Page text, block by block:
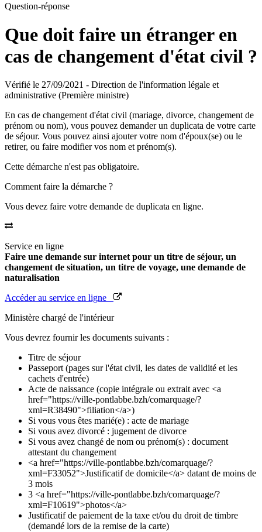
Question-réponse
Que doit faire un étranger en
cas de changement d'état civil ?
Vérifié le 27/09/2021 - Direction de l'information légale et
administrative (Première ministre)
En cas de changement d'état civil (mariage, divorce, changement de
prénom ou nom), vous pouvez demander un duplicata de votre carte
de séjour. Vous pouvez ainsi ajouter votre nom d'époux(se) ou le
retirer, ou faire modifier vos nom et prénom(s).
Cette démarche n'est pas obligatoire.
Comment faire la démarche ?
Vous devez faire votre demande de duplicata en ligne.
Service en ligne
Faire une demande sur internet pour un titre de séjour, un
changement de situation, un titre de voyage, une demande de
naturalisation
Accéder au service en ligne
Ministère chargé de l'intérieur
Vous devrez fournir les documents suivants :
Titre de séjour
Passeport (pages sur l'état civil, les dates de validité et les
cachets d'entrée)
Acte de naissance (copie intégrale ou extrait avec <a
href="https://ville-pontlabbe.bzh/comarquage/?
xml=R38490">filiation</a>)
Si vous vous êtes marié(e) : acte de mariage
Si vous avez divorcé : jugement de divorce
Si vous avez changé de nom ou prénom(s) : document
attestant du changement
<a href="https://ville-pontlabbe.bzh/comarquage/?
xml=F33052">Justificatif de domicile</a> datant de moins de
3 mois
3 <a href="https://ville-pontlabbe.bzh/comarquage/?
xml=F10619">photos</a>
Justificatif de paiement de la taxe et/ou du droit de timbre
(demandé lors de la remise de la carte)